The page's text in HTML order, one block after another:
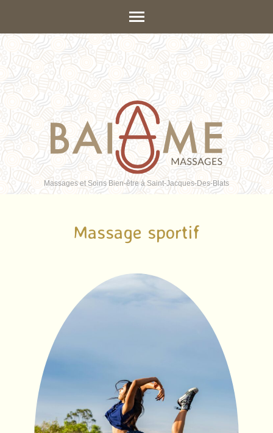
Aller
au
contenu
(Pressez
Entrée)
Massages et Soins Bien-être à Saint-Jacques-Des-Blats
Massage sportif